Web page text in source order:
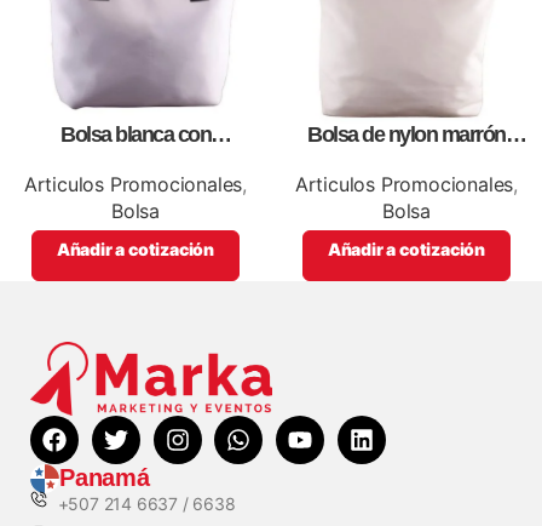
Bolsa blanca con
promocionales
Articulos Promocionales,
Bolsa
Añadir a cotización
Bolsa de nylon marrón
color
Articulos Promocionales,
Bolsa
Añadir a cotización
Panamá
+507 214 6637 / 6638